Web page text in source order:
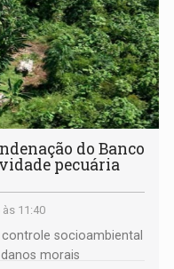
do Banco
pecuária
11:40
socioambiental
morais